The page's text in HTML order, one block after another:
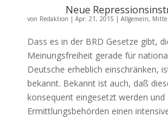
Neue
von Redaktion | Apr. 21, 2015 | Allgemein, Mitte
Dass es in der BRD Gesetze gibt,
Meinungsfreiheit gerade für
Deutsche erheblich einschränken,
bekannt. Bekannt ist auch, daß
konsequent eingesetzt werden und
Ermittlungsbehörden einen